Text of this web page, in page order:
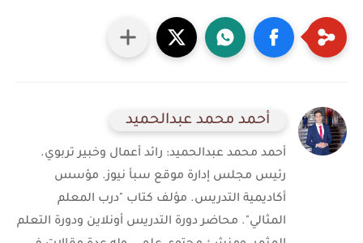
أحمد محمد عبدالحميد
أحمد محمد عبدالحميد: رائد أعمال وخبير تربوي.
رئيس مجلس إدارة موقع سبأ نيوز. مؤسس
أكاديمية التدريس. مؤلف كتاب "درب المعلم
المثالي". محاضر دورة التدريس أونلاين ودورة التعلم